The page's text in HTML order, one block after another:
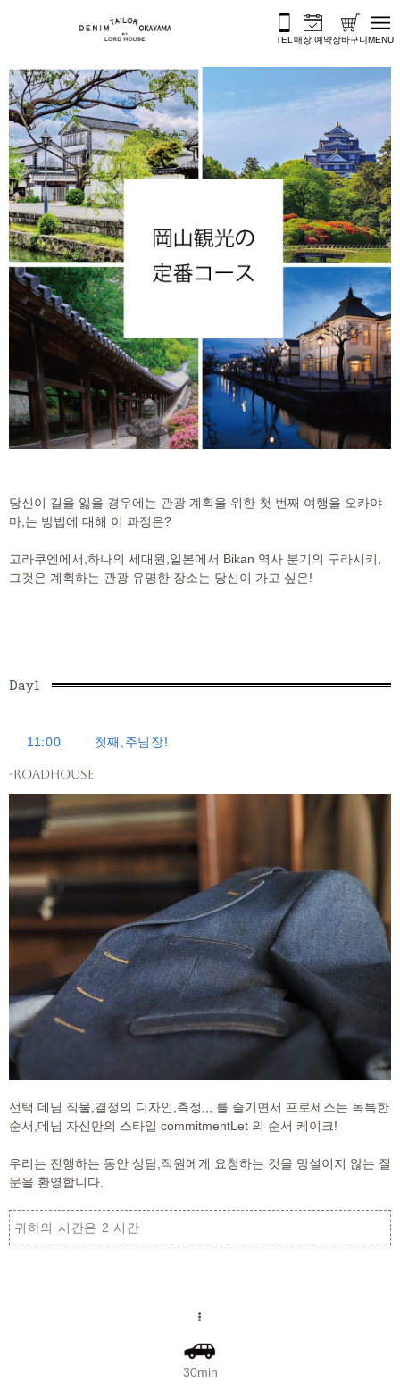
TEL 매장 예약장바구니MENU
당신이 길을 잃을 경우에는 관광 계획을 위한 첫 번째 여행을 오카야
마,는 방법에 대해 이 과정은?
고라쿠엔에서,하나의 세대원,일본에서 Bikan 역사 분기의 구라시키,
그것은 계획하는 관광 유명한 장소는 당신이 가고 싶은!
Day1
11:00 첫째,주님장!
-Roadhouse
선택 데님 직물, 결정의 디자인, 측정,,, 를 즐기면서 프로세스는 독특한
순서,데님 자신만의 스타일 commitmentLet 의 순서 케이크!
우리는 진행하는 동안 상담,직원에게 요청하는 것을 망설이지 않는 질
문을 환영합니다.
귀하의 시간은 2 시간
30min